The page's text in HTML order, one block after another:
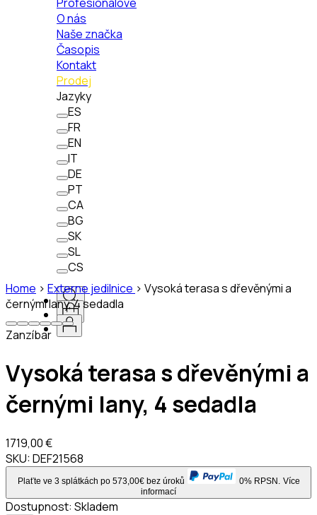
O nás
Naše značka
Časopis
Kontakt
Prodej
Jazyky
ES
FR
EN
IT
DE
PT
CA
BG
SK
SL
CS
Home > Externe jedilnice > Vysoká terasa s dřevěnými a
černými lany, 4 sedadla
Zanzíbar
Vysoká terasa s dřevěnými a
černými lany, 4 sedadla
1719,00 €
SKU:DEF21568
Plaťte ve 3 splátkách po 573,00€ bez úroků 0% RPSN. Více
informací
Dostupnost: Skladem